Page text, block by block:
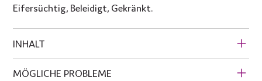
Eifersüchtig, Beleidigt, Gekränkt.
INHALT
MÖGLICHE PROBLEME